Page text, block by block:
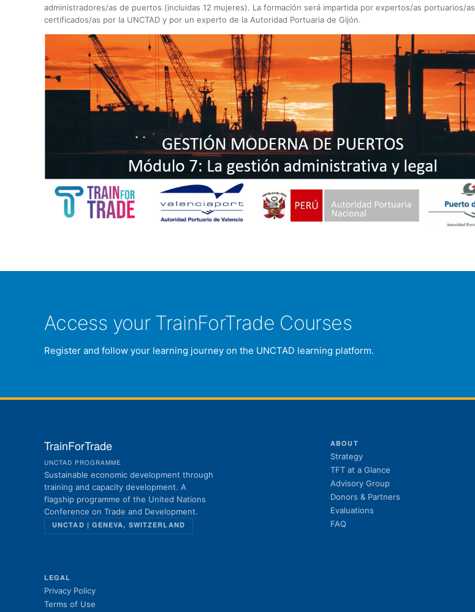
administradores/as de puertos (incluidas 12 mujeres). La formación será impartida por expertos/as portuarios/
certificados/as por la UNCTAD y por un experto de la Autoridad Portuaria de Gijón.
Access your TrainForTrade Courses
Register and follow your learning journey on the UNCTAD learning platform.
TrainForTrade
UNCTAD PROGRAMME
Sustainable economic development through
training and capacity development. A
flagship programme of the United Nations
Conference on Trade and Development.
UNCTAD | GENEVA, SWITZERLAND
ABOUT
Strategy
TFT at a Glance
Advisory Group
Donors & Partners
Evaluations
FAQ
LEGAL
Privacy Policy
Terms of Use